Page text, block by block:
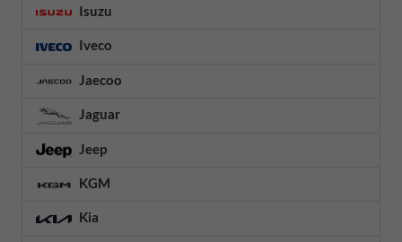
Isuzu
Iveco
Jaecoo
Jaguar
Jeep
KGM
Kia